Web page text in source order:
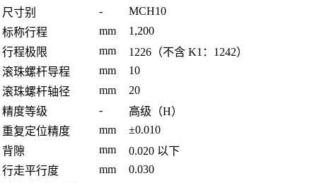
尺寸别
-
MCH10
标称行程
mm
1,200
行程极限
mm
1226（不含 K1：1242）
滚珠螺杆导程
mm
10
滚珠螺杆轴径
mm
20
精度等级
-
高级（H）
重复定位精度
mm
±0.010
背隙
mm
0.020 以下
行走平行度
mm
0.030